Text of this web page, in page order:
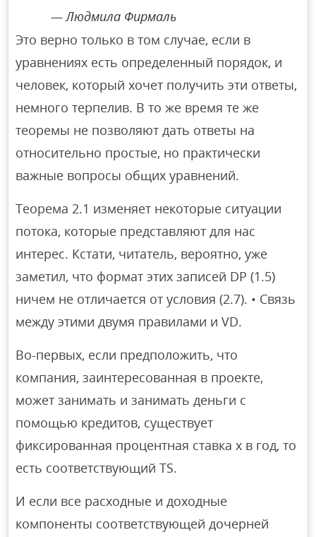
Людмила Фирмаль
Это верно только в том случае, если в
уравнениях есть определенный порядок, и
человек, который хочет получить эти ответы,
немного терпелив. В то же время те же
теоремы не позволяют дать ответы на
относительно простые, но практически
важные вопросы общих уравнений.
Теорема 2.1 изменяет некоторые ситуации
потока, которые представляют для нас
интерес. Кстати, читатель, вероятно, уже
заметил, что формат этих записей DP (1.5)
ничем не отличается от условия (2.7). • Связь
между этими двумя правилами и VD.
Во-первых, если предположить, что
компания, заинтересованная в проекте,
может занимать и занимать деньги с
помощью кредитов, существует
фиксированная процентная ставка x в год, то
есть соответствующий TS.
И если все расходные и доходные
компоненты соответствующей дочерней